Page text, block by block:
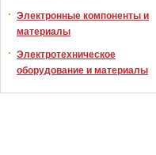
Электронные компоненты и
материалы
Электротехническое
оборудование и материалы